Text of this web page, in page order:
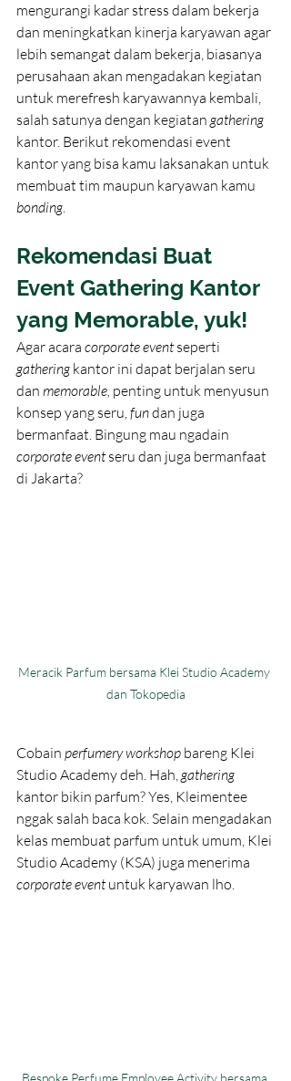
mengurangi kadar stress dalam bekerja
dan meningkatkan kinerja karyawan agar
lebih semangat dalam bekerja, biasanya
perusahaan akan mengadakan kegiatan
untuk merefresh karyawannya kembali,
salah satunya dengan kegiatan gathering
kantor. Berikut rekomendasi event
kantor yang bisa kamu laksanakan untuk
membuat tim maupun karyawan kamu
bonding.
Rekomendasi Buat
Event Gathering Kantor
yang Memorable, yuk!
Agar acara corporate event seperti
gathering kantor ini dapat berjalan seru
dan memorable, penting untuk menyusun
konsep yang seru, fun dan juga
bermanfaat. Bingung mau ngadain
corporate event seru dan juga bermanfaat
di Jakarta?
Meracik Parfum bersama Klei Studio Academy
dan Tokopedia
Cobain perfumery workshop bareng Klei
Studio Academy deh. Hah, gathering
kantor bikin parfum? Yes, Kleimentee
nggak salah baca kok. Selain mengadakan
kelas membuat parfum untuk umum, Klei
Studio Academy (KSA) juga menerima
corporate event untuk karyawan lho.